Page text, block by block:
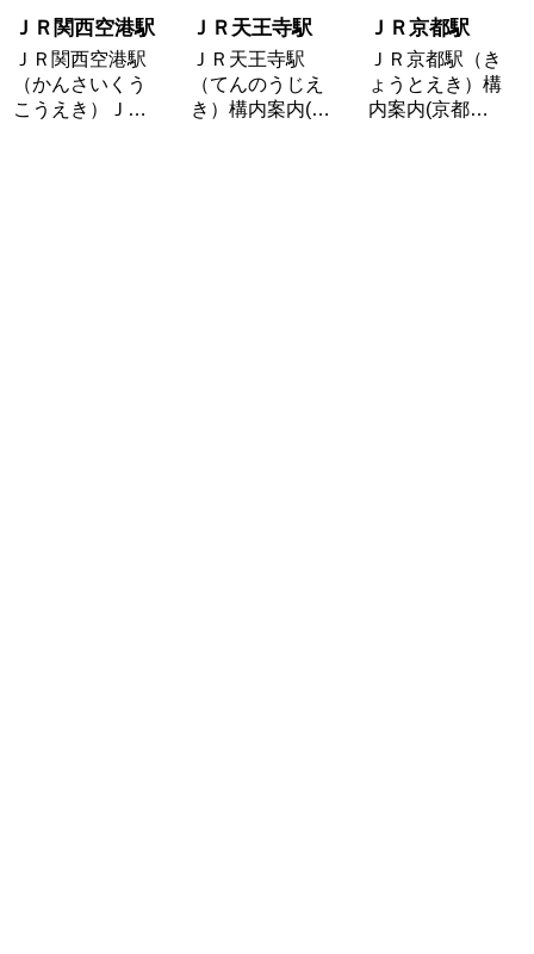
ＪＲ関西空港駅
ＪＲ関西空港駅
（かんさいくう
こうえき）Ｊ…
ＪＲ天王寺駅
ＪＲ天王寺駅
（てんのうじえ
き）構内案内(…
ＪＲ京都駅
ＪＲ京都駅（き
ょうとえき）構
内案内(京都…